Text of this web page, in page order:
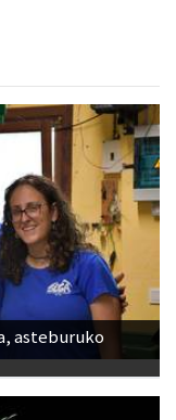
asteburuko